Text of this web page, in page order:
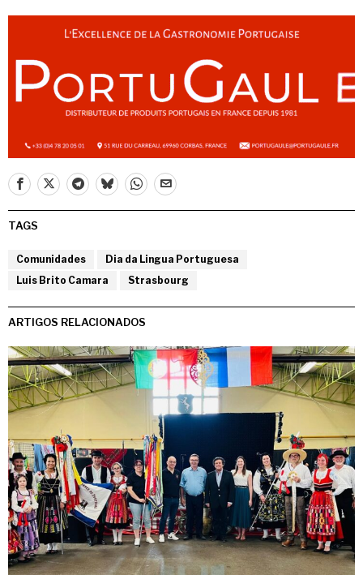
TAGS
Comunidades
Dia da Lingua Portuguesa
Luis Brito Camara
Strasbourg
ARTIGOS RELACIONADOS